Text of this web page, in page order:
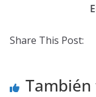
Share This Post: